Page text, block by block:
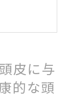
の種類
たケア方
の活用
皮に与
的な頭